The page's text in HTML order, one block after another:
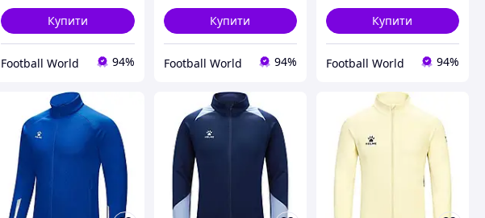
Купити
Football World 94%
Купити
Football World 94%
Купити
Football World 94%